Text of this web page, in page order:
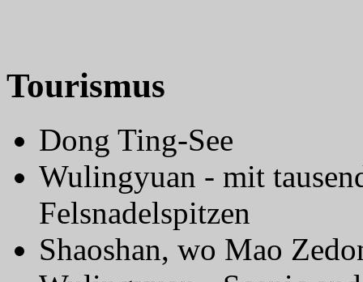
Tourismus
Dong Ting-See
Wulingyuan - mit
Felsnadelspitzen
Shaoshan, wo Mao